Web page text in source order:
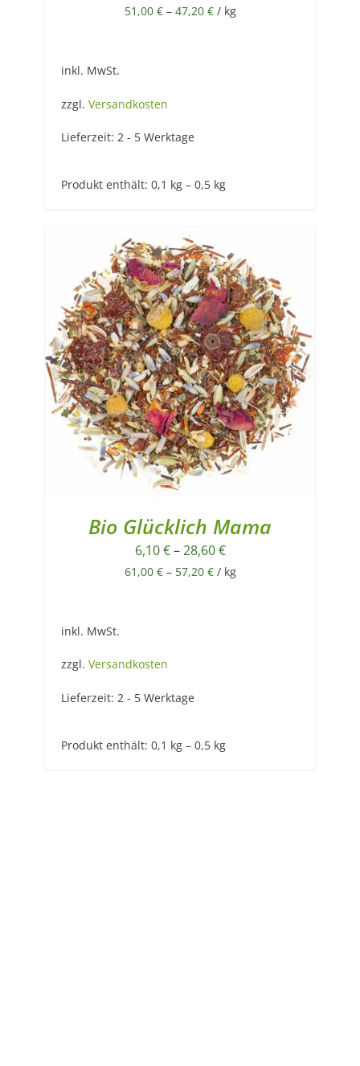
51,00 €– 47,20 €/ kg
inkl. MwSt.
zzgl. Versandkosten
Lieferzeit: 2 - 5 Werktage
Produkt enthält: 0,1 kg – 0,5 kg
Bio Glücklich Mama
6,10€–28,60€
61,00 €– 57,20 €/ kg
inkl. MwSt.
zzgl. Versandkosten
Lieferzeit: 2 - 5 Werktage
Produkt enthält: 0,1 kg – 0,5 kg